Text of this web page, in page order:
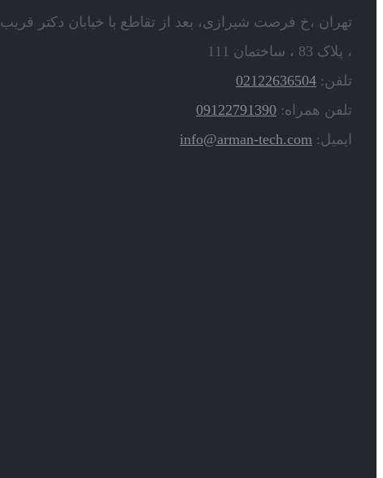
تهران ،خ فرصت شیرازی، بعد از تقاطع با خیابان دکتر قریب
، پلاک 83 ، ساختمان 111
تلفن: 02122636504
تلفن همراه: 09122791390
ایمیل: info@arman-tech.com